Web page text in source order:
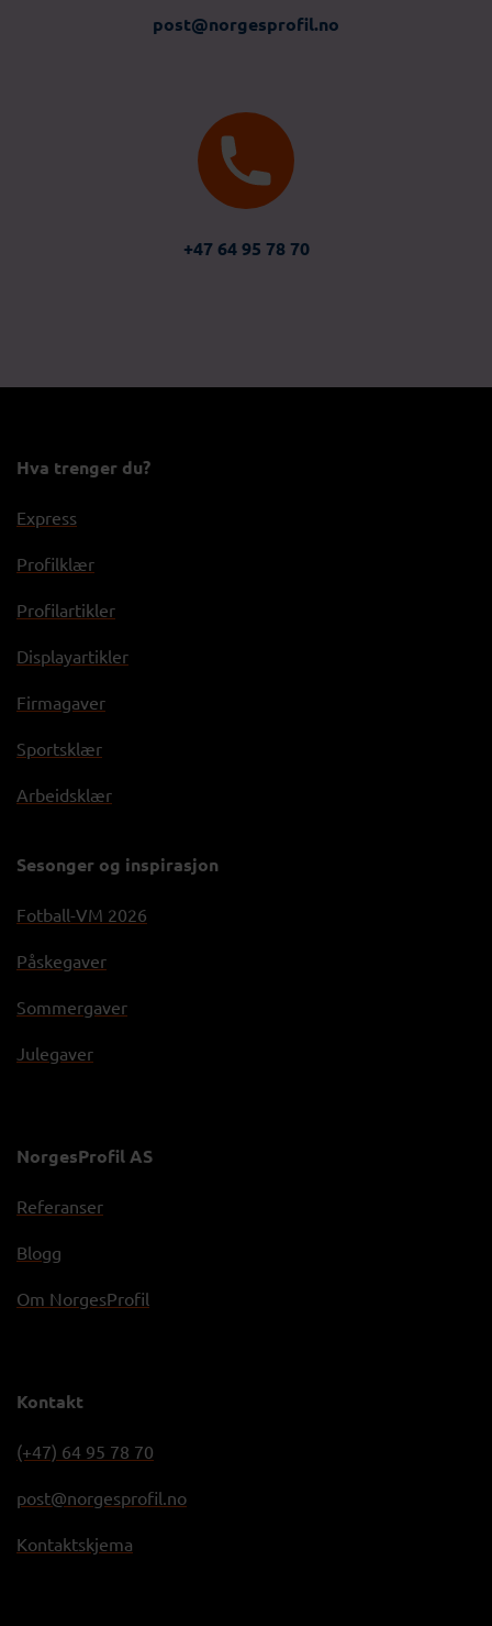
post@norgesprofil.no
+47 64 95 78 70
Hva trenger du?
Express
Profilklær
Profilartikler
Displayartikler
Firmagaver
Sportsklær
Arbeidsklær
Sesonger og inspirasjon
Fotball-VM 2026
Påskegaver
Sommergaver
Julegaver
NorgesProfil AS
Referanser
Blogg
Om NorgesProfil
Kontakt
(+47) 64 95 78 70
post@norgesprofil.no
Kontaktskjema